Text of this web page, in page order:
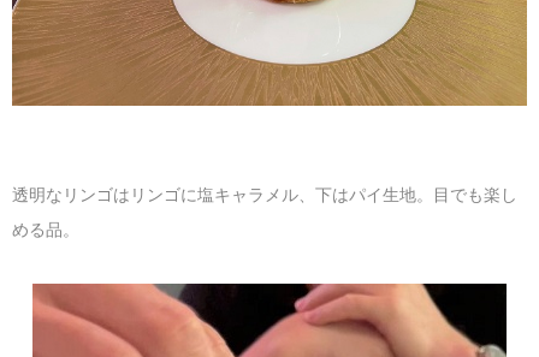
透明なリンゴはリンゴに塩キャラメル、下はパイ生地。目でも楽し
める品。